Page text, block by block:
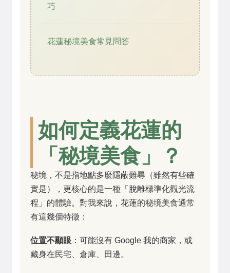
巧
花蓮秘境美食常見問答
如何定義花蓮的
「秘境美食」？
秘境，不是指地點多麼隱蔽難尋（雖然有些確
實是），更核心的是一種「脫離標準化觀光流
程」的體驗。對我來說，花蓮的秘境美食通常
有這幾個特徵：
位置不顯眼 ：可能沒有 Google 我的商家，或
藏身在民宅、倉庫、田邊。